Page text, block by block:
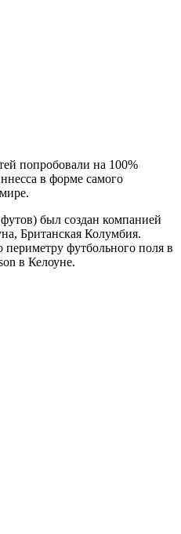
попробовали на 100%
в форме самого
был создан компанией
Британская Колумбия.
футбольного поля в
в Келоуне.